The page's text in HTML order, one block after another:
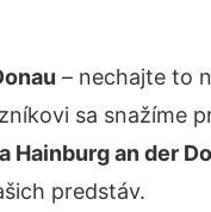
– nechajte to
sa
Hainburg an der
predstáv.